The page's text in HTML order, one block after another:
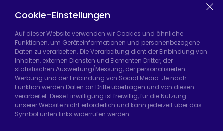
Casters
Hadımköy Fabrik:Atatürk Sanayi Bölgesi,
Uzunçayır Caddesi, No:11 Hadımköy, 34555
Arnavutköy/İstanbul
Telefon: +90 212 640 66 46
E-Mail: export@htsteker.com
Cookie-Einstellungen
Auf dieser Website verwenden wir Cookies und ähnliche
Funktionen, um Geräteinformationen und personenbezogene
Daten zu verarbeiten. Die Verarbeitung dient der Einbindung von
Inhalten, externen Diensten und Elementen Dritter, der
statistischen Auswertung/Messung, der personalisierten
Werbung und der Einbindung von Social Media. Je nach
Funktion werden Daten an Dritte übertragen und von diesen
verarbeitet. Diese Einwilligung ist freiwillig, für die Nutzung
unserer Website nicht erforderlich und kann jederzeit über das
Symbol unten links widerrufen werden.